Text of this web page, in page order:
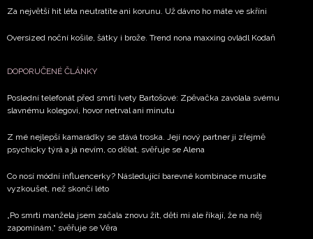
Za největší hit léta neutratíte ani korunu. Už dávno ho máte ve skříni
Oversized noční košile, šátky i brože. Trend nona maxxing ovládl Kodaň
DOPORUČENÉ ČLÁNKY
Poslední telefonát před smrtí Ivety Bartošové: Zpěvačka zavolala svému
slavnému kolegovi, hovor netrval ani minutu
Z mé nejlepší kamarádky se stává troska. Její nový partner ji zřejmě
psychicky týrá a já nevím, co dělat, svěřuje se Alena
Co nosí módní influencerky? Následující barevné kombinace musíte
vyzkoušet, než skončí léto
„Po smrti manžela jsem začala znovu žít, děti mi ale říkají, že na něj
zapomínám,“ svěřuje se Věra